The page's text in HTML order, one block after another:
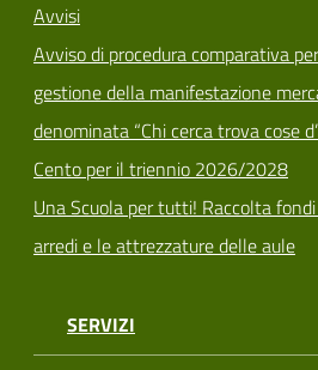
Avvisi
Avviso di procedura comparativa
gestione della manifestazione
denominata “Chi cerca trova cose
Cento per il triennio 2026/2028
Una Scuola per tutti! Raccolta
arredi e le attrezzature delle aule
SERVIZI